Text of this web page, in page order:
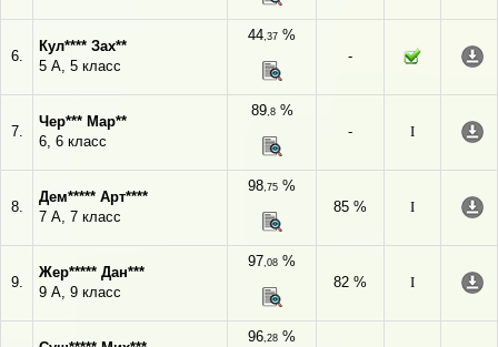
6.
Кул**** Зах**
5 А, 5 класс
44,37 %
-
7.
Чер*** Мар**
6, 6 класс
89,8%
-
I
8.
Дем***** Арт****
7 А, 7 класс
98,75 %
85 %
I
9.
Жер***** Дан***
9 А, 9 класс
97,08 %
82 %
I
96,28 %